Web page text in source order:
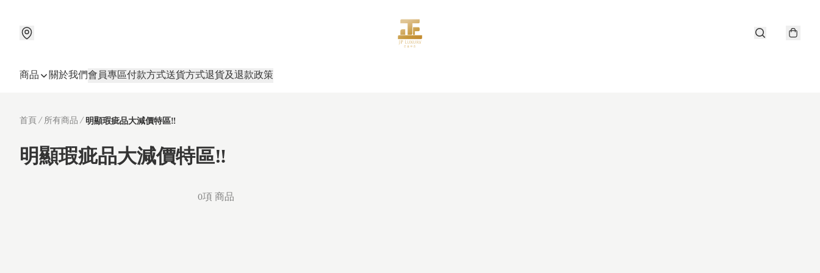
商品 關於我們會員專區付款方式送貨方式退貨及退款政策
首頁/ 所有商品 / 明顯瑕疵品大減價特區‼️
明顯瑕疵品大減價特區‼️
0項 商品